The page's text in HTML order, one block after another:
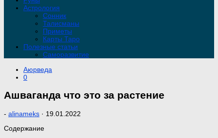
Астрология
Сонник
Талисманы
Приметы
Карты Таро
Полезные статьи
Саморазвитие
Аюрведа
0
Ашваганда что это за растение
- alinameks · 19.01.2022
Содержание